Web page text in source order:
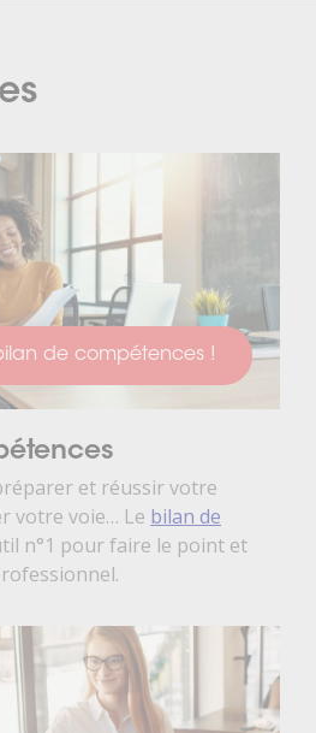
de compétences !
et réussir votre
votre voie… Le bilan de
n°1 pour faire le point et